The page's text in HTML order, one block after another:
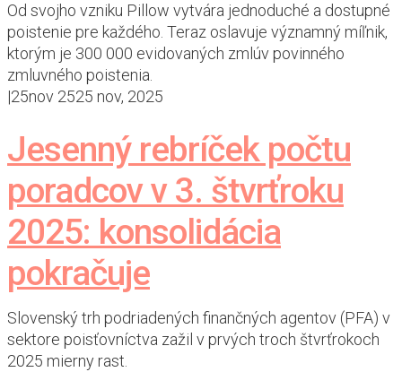
Od svojho vzniku Pillow vytvára jednoduché a dostupné
poistenie pre každého. Teraz oslavuje významný míľnik,
ktorým je 300 000 evidovaných zmlúv povinného
zmluvného poistenia.
|25nov 2525 nov, 2025
Jesenný rebríček počtu
poradcov v 3. štvrťroku
2025: konsolidácia
pokračuje
Slovenský trh podriadených finančných agentov (PFA) v
sektore poisťovníctva zažil v prvých troch štvrťrokoch
2025 mierny rast.